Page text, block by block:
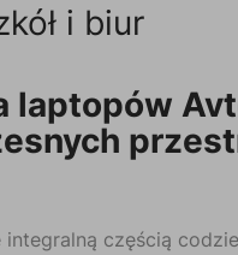
i biur
laptopów
częścią